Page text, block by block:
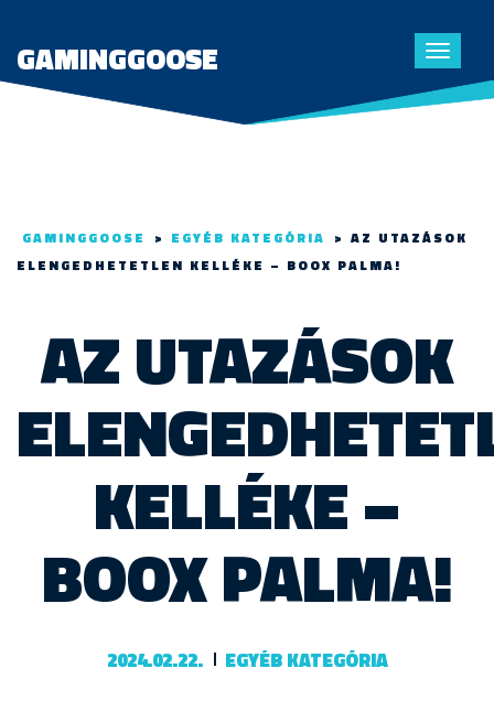
Toggle
GAMINGGOOSE
GAMINGGOOSE > EGYÉB KATEGÓRIA > AZ UTAZÁSOK
ELENGEDHETETLEN KELLÉKE – BOOX PALMA!
AZ UTAZÁSOK
KELLÉKE –
BOOX PALMA!
2024.02.22. EGYÉB KATEGÓRIA